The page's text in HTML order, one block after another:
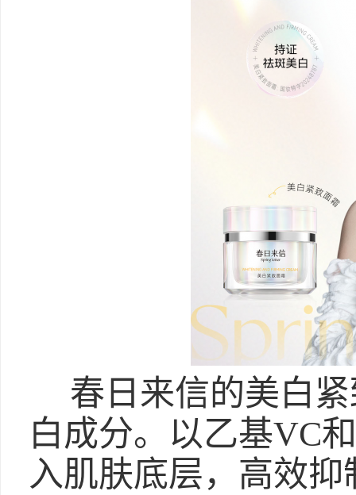
春日来信的美白
白成分。以乙基VC
入肌肤底层，高效